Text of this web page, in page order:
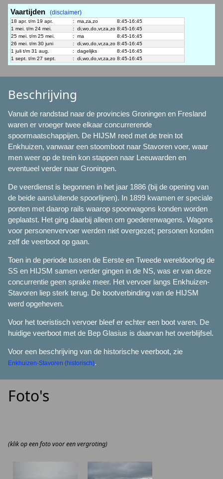
Vaartijden (disclaimer)
18 apr. t/m 19 apr. : ma,za,zo
8:45-16:45
1 mei. t/m 24 mei.
: di,wo,do,vr,za,zo 8:45-16:45
25 mei. t/m 25 mei.
: ma
8:45-16:45
26 mei. t/m 30 juni
: di,wo,do,vr,za,zo 8:45-16:45
1 juli t/m 31 aug.
: dagelijks
8:45-16:45
1 sept. t/m 27 sept.
: di,wo,do,vr,za,zo 8:45-16:45
Beschrijving
Vanuit de randstad naar de provincies Groningen en Fresland
waren er vroeger twee elkaar concurrerende
spoormaatschappijen. De HIJSM reed met de trein tot
Enkhuizen, vanwaar een stoomboot naar Stavoren voer, waar
men weer op de trein kon stappen naar Leeuwarden en
eventueel verder naar Groningen.
De veerdienst is begonnen in het jaar 1886 (bij de opening van
de beide aansluitende spoorlijnen). In 1899 kwamen er speciale
ponten met daarop rails waarop spoorwagons konden worden
geplaatst. Het ging daarbij alleen om goederenwagens. Wagons
voor personenvervoer werden niet overgezet; personen konden
zelf de veerboot op gaan.
Toen in de periode tussen de Eerste en Tweede wereldoorlog de
SS en HIJSM samen verder gingen in de NS, was er van deze
concurrentie geen sprake meer. Het vervoer langs Enkhuizen-
Stavoren liep sterk terug. De bootverbinding van de HIJSM
werd opgeheven.
Voor het toeristisch vervoer bleef er echter een boot varen. De
huidige veerboot met de Bep Glasius is daarvan het overblijfsel.
Voor een beschrijving van de historische veerboot, zie
Enkhuizen-Stavoren (historisch).
Foto's
(klik op een foto voor een vergroting)